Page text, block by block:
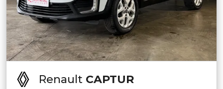
Renault CAPTUR